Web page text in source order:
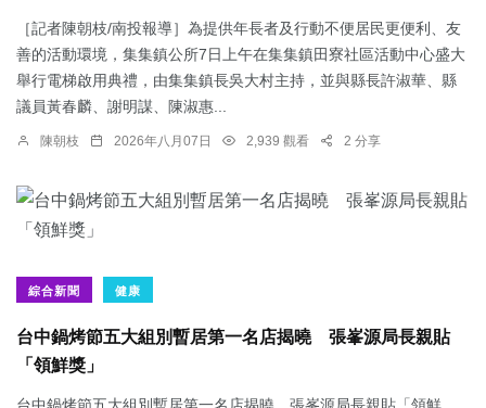
［記者陳朝枝/南投報導］為提供年長者及行動不便居民更便利、友
善的活動環境，集集鎮公所7日上午在集集鎮田寮社區活動中心盛大
舉行電梯啟用典禮，由集集鎮長吳大村主持，並與縣長許淑華、縣
議員黃春麟、謝明謀、陳淑惠...
陳朝枝 2026年八月07日 2,939 觀看 2 分享
綜合新聞 健康
台中鍋烤節五大組別暫居第一名店揭曉 張峯源局長親貼
「領鮮獎」
台中鍋烤節五大組別暫居第一名店揭曉 張峯源局長親貼「領鮮